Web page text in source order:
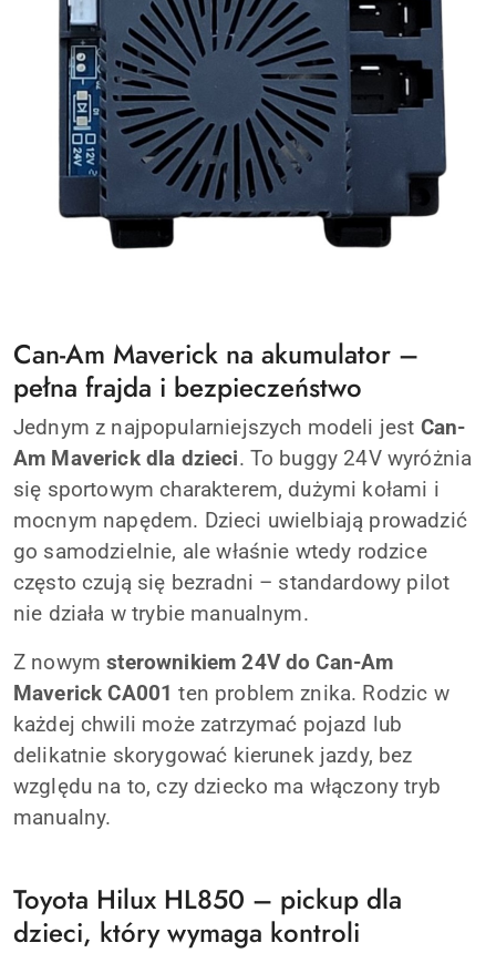
Can-Am Maverick na akumulator –
pełna frajda i bezpieczeństwo
Jednym z najpopularniejszych modeli jest Can-
Am Maverick dla dzieci. To buggy 24V wyróżnia
się sportowym charakterem, dużymi kołami i
mocnym napędem. Dzieci uwielbiają prowadzić
go samodzielnie, ale właśnie wtedy rodzice
często czują się bezradni – standardowy pilot
nie działa w trybie manualnym.
Z nowymsterownikiem 24V do Can-Am
Maverick CA001 ten problem znika. Rodzic w
każdej chwili może zatrzymać pojazd lub
delikatnie skorygować kierunek jazdy, bez
względu na to, czy dziecko ma włączony tryb
manualny.
Toyota Hilux HL850 – pickup dla
dzieci, który wymaga kontroli